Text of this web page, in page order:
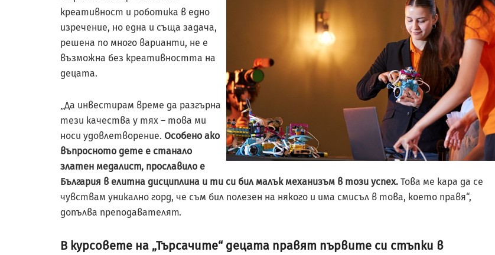
креативност и роботика в едно
изречение, но една и съща задача,
решена по много варианти, не е
възможна без креативността на
децата.
„Да инвестирам време да разгърна
тези качества у тях – това ми
носи удовлетворение. Особено ако
въпросното дете е станало
златен медалист, прославило е
България в елитна дисциплина и ти си бил малък механизъм в този успех. Това ме кара да се
чувствам уникално горд, че съм бил полезен на някого и има смисъл в това, което правя“,
допълва преподавателят.
В курсовете на „Търсачите“ децата правят първите си стъпки в